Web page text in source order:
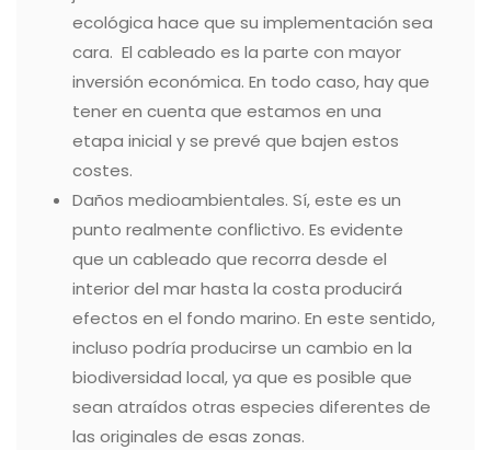
ecológica hace que su implementación sea
cara. El cableado es la parte con mayor
inversión económica. En todo caso, hay que
tener en cuenta que estamos en una
etapa inicial y se prevé que bajen estos
costes.
Daños medioambientales. Sí, este es un
punto realmente conflictivo. Es evidente
que un cableado que recorra desde el
interior del mar hasta la costa producirá
efectos en el fondo marino. En este sentido,
incluso podría producirse un cambio en la
biodiversidad local, ya que es posible que
sean atraídos otras especies diferentes de
las originales de esas zonas.